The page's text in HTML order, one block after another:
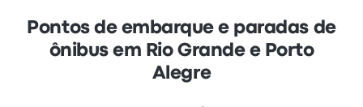
Pontos de embarque e paradas de
ônibus em Rio Grande e Porto
Alegre